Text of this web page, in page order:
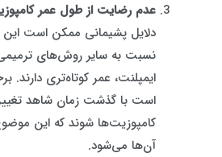
عدم رضایت از طول عمر
دلایل پشیمانی ممکن است این
نسبت به سایر روش‌های
ایمپلنت، عمر کوتاه‌تری دارند.
است با گذشت زمان شاهد
کامپوزیت‌ها شوند که این
آن‌ها می‌شود.